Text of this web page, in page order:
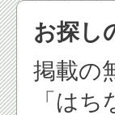
お探し
掲載の
「は